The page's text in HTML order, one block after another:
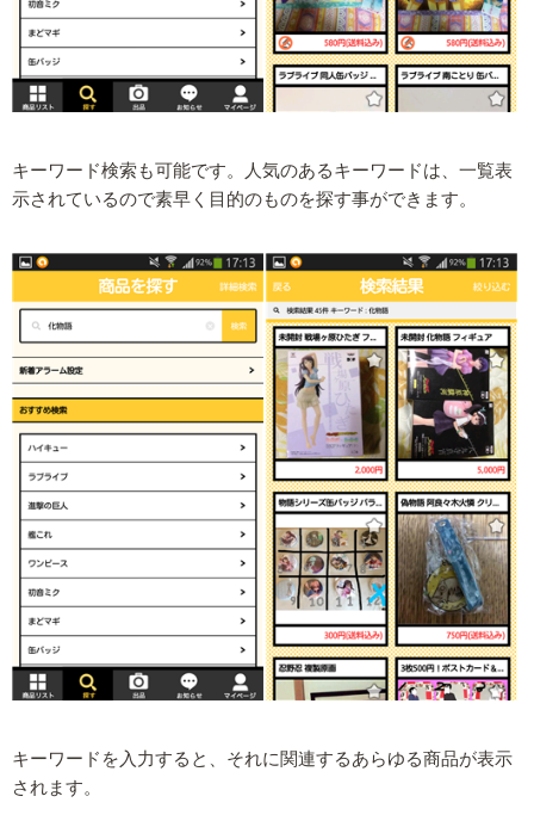
キーワード検索も可能です。人気のあるキーワードは、一覧表
示されているので素早く目的のものを探す事ができます。
キーワードを入力すると、それに関連するあらゆる商品が表示
されます。